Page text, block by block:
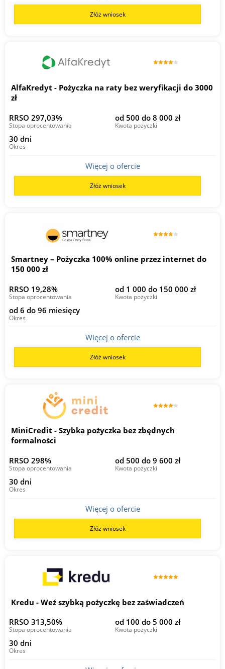
Złóż wniosek
AlfaKredyt - Pożyczka na raty bez weryfikacji do 3000
zł
RRSO 297,03%
Stopa oprocentowania
od 500 do 8 000 zł
Kwota pożyczki
30 dni
Okres
Więcej o ofercie
Złóż wniosek
Smartney – Pożyczka 100% online przez internet do
150 000 zł
RRSO 19,28%
Stopa oprocentowania
od 1 000 do 150 000 zł
Kwota pożyczki
od 6 do 96 miesięcy
Okres
Więcej o ofercie
Złóż wniosek
MiniCredit - Szybka pożyczka bez zbędnych
formalności
RRSO 298%
Stopa oprocentowania
od 500 do 9 600 zł
Kwota pożyczki
30 dni
Okres
Więcej o ofercie
Złóż wniosek
Kredu - Weź szybką pożyczkę bez zaświadczeń
RRSO 313,50%
Stopa oprocentowania
od 100 do 5 000 zł
Kwota pożyczki
30 dni
Okres